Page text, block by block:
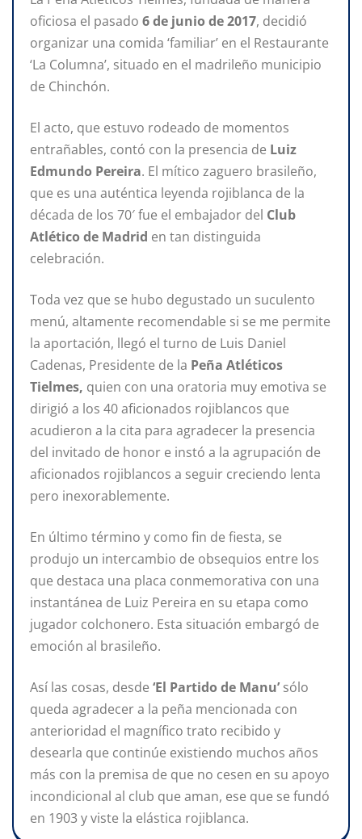
oficiosa el pasado 6 de junio de 2017, decidió
organizar una comida ‘familiar’ en el Restaurante
‘La Columna’, situado en el madrileño municipio
de Chinchón.
El acto, que estuvo rodeado de momentos
entrañables, contó con la presencia de Luiz
Edmundo Pereira. El mítico zaguero brasileño,
que es una auténtica leyenda rojiblanca de la
década de los 70′ fue el embajador del Club
Atlético de Madrid en tan distinguida
celebración.
Toda vez que se hubo degustado un suculento
menú, altamente recomendable si se me permite
la aportación, llegó el turno de Luis Daniel
Cadenas, Presidente de la Peña Atléticos
Tielmes, quien con una oratoria muy emotiva se
dirigió a los 40 aficionados rojiblancos que
acudieron a la cita para agradecer la presencia
del invitado de honor e instó a la agrupación de
aficionados rojiblancos a seguir creciendo lenta
pero inexorablemente.
En último término y como fin de fiesta, se
produjo un intercambio de obsequios entre los
que destaca una placa conmemorativa con una
instantánea de Luiz Pereira en su etapa como
jugador colchonero. Esta situación embargó de
emoción al brasileño.
Así las cosas, desde ‘El Partido de Manu’sólo
queda agradecer a la peña mencionada con
anterioridad el magnífico trato recibido y
desearla que continúe existiendo muchos años
más con la premisa de que no cesen en su apoyo
incondicional al club que aman, ese que se fundó
en 1903 y viste la elástica rojiblanca.